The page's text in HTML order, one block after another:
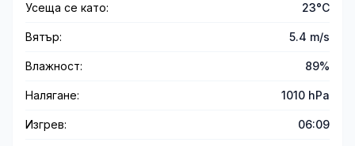
Усеща се като: 23°C
Вятър: 5.4 m/s
Влажност: 89%
Налягане: 1010 hPa
Изгрев: 06:09